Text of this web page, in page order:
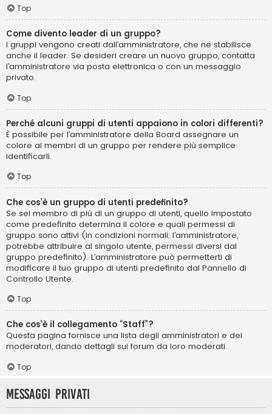
Top
Come divento leader di un gruppo?
I gruppi vengono creati dall’amministratore, che ne stabilisce
anche il leader. Se desideri creare un nuovo gruppo, contatta
l’amministratore via posta elettronica o con un messaggio
privato.
Top
Perché alcuni gruppi di utenti appaiono in colori differenti?
È possibile per l’amministratore della Board assegnare un
colore ai membri di un gruppo per rendere più semplice
identificarli.
Top
Che cos’è un gruppo di utenti predefinito?
Se sei membro di più di un gruppo di utenti, quello impostato
come predefinito determina il colore e quali permessi di
gruppo sono attivi (in condizioni normali; l’amministratore,
potrebbe attribuire al singolo utente, permessi diversi dal
gruppo predefinito). L’amministratore può permetterti di
modificare il tuo gruppo di utenti predefinito dal Pannello di
Controllo Utente.
Top
Che cos’è il collegamento “Staff”?
Questa pagina fornisce una lista degli amministratori e dei
moderatori, dando dettagli sui forum da loro moderati.
Top
Messaggi privati